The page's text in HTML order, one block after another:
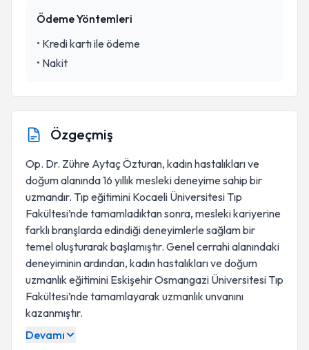
Ödeme Yöntemleri
• Kredi kartı ile ödeme
• Nakit
Özgeçmiş
Op. Dr. Zühre Aytaç Özturan, kadın hastalıkları ve
doğum alanında 16 yıllık mesleki deneyime sahip bir
uzmandır. Tıp eğitimini Kocaeli Üniversitesi Tıp
Fakültesi’nde tamamladıktan sonra, mesleki kariyerine
farklı branşlarda edindiği deneyimlerle sağlam bir
temel oluşturarak başlamıştır. Genel cerrahi alanındaki
deneyiminin ardından, kadın hastalıkları ve doğum
uzmanlık eğitimini Eskişehir Osmangazi Üniversitesi Tıp
Fakültesi’nde tamamlayarak uzmanlık unvanını
kazanmıştır.
Devamı